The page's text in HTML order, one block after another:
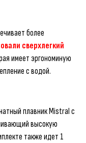
более
сверхлегкий
имеет эргономиную
с водой.
плавник Mistral с
высокую
также идет 1